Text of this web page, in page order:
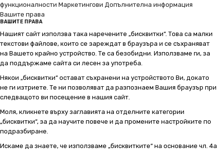
функционалности Маркетингови Допълнителна информация
Вашите права
ВАШИТЕ ПРАВА
Нашият сайт използва така наречените „бисквитки“. Това са малки
текстови файлове, които се зареждат в браузъра и се съхраняват
на Вашето крайно устройство. Те са безобидни. Използваме ги, за
да поддържаме сайта си лесен за употреба.
Някои „бисквитки“ остават съхранени на устройството Ви, докато
не ги изтриете. Те ни позволяват да разпознаем Вашия браузър при
следващото ви посещение в нашия сайт.
Моля, кликнете върху заглавията на отделните категории
„бисквитки“, за да научите повече и да промените настройките по
подразбиране.
Искаме да знаете, че използваме „бисквитките“ на основание чл. 4а